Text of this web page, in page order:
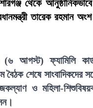
থেকে
তারেক রহমান
(৬ আগস্ট) ফ্যামিলি
বৈঠক শেষে
ও মহিলা-